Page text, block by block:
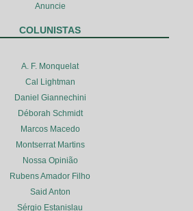
Anuncie
COLUNISTAS
A. F. Monquelat
Cal Lightman
Daniel Giannechini
Déborah Schmidt
Marcos Macedo
Montserrat Martins
Nossa Opinião
Rubens Amador Filho
Said Anton
Sérgio Estanislau